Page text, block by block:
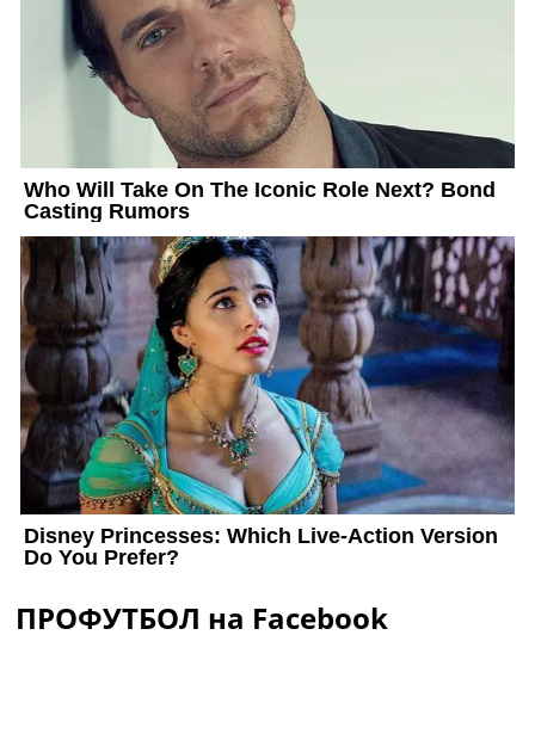
ПРОФУТБОЛ на Facebook